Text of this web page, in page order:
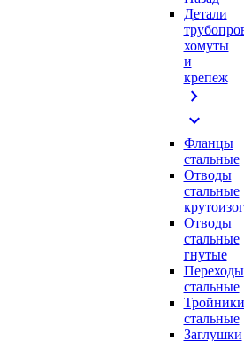
Детали
хомуты
и
крепеж
chevron_right
expand_more
Фланцы
стальные
Отводы
стальные
Отводы
стальные
гнутые
Переходы
стальные
Тройники
стальные
Заглушки